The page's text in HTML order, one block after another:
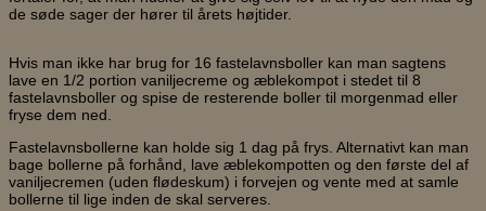
de søde sager der hører til årets højtider.
Hvis man ikke har brug for 16 fastelavnsboller kan man sagtens
lave en 1/2 portion vaniljecreme og æblekompot i stedet til 8
fastelavnsboller og spise de resterende boller til morgenmad eller
fryse dem ned.
Fastelavnsbollerne kan holde sig 1 dag på frys. Alternativt kan man
bage bollerne på forhånd, lave æblekompotten og den første del af
vaniljecremen (uden flødeskum) i forvejen og vente med at samle
bollerne til lige inden de skal serveres.